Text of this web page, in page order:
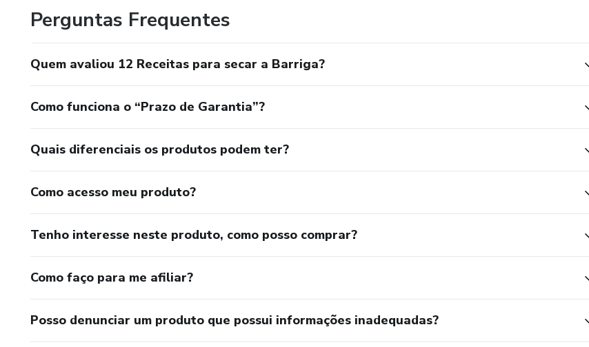
Perguntas Frequentes
Quem avaliou 12 Receitas para secar a Barriga?
Como funciona o “Prazo de Garantia”?
Quais diferenciais os produtos podem ter?
Como acesso meu produto?
Tenho interesse neste produto, como posso comprar?
Como faço para me afiliar?
Posso denunciar um produto que possui informações inadequadas?